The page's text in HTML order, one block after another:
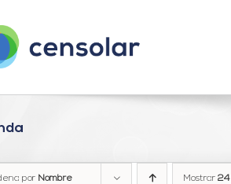
por Nombre Mostrar 24